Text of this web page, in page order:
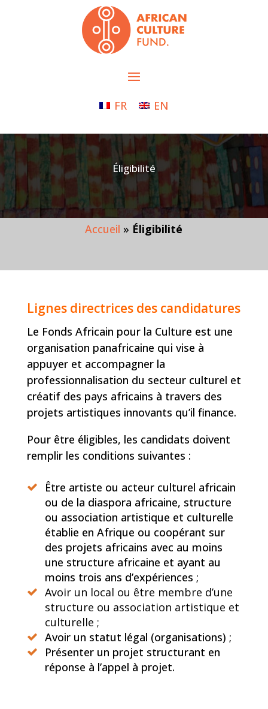
FR EN
Éligibilité
Accueil » Éligibilité
Lignes directrices des candidatures
Le Fonds Africain pour la Culture est une
organisation panafricaine qui vise à
appuyer et accompagner la
professionnalisation du secteur culturel et
créatif des pays africains à travers des
projets artistiques innovants qu’il finance.
Pour être éligibles, les candidats doivent
remplir les conditions suivantes :
Être artiste ou acteur culturel africain
ou de la diaspora africaine, structure
ou association artistique et culturelle
établie en Afrique ou coopérant sur
des projets africains avec au moins
une structure africaine et ayant au
moins trois ans d’expériences ;
Avoir un local ou être membre d’une
structure ou association artistique et
culturelle ;
Avoir un statut légal (organisations) ;
Présenter un projet structurant en
réponse à l’appel à projet.